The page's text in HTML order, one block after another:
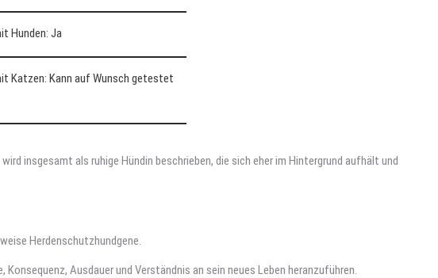
Hunden: Ja
Katzen: Kann auf Wunsch getestet
insgesamt als ruhige Hündin beschrieben, die sich eher im Hintergrund aufhält und
Herdenschutzhundgene.
Ausdauer und Verständnis an sein neues Leben heranzuführen.